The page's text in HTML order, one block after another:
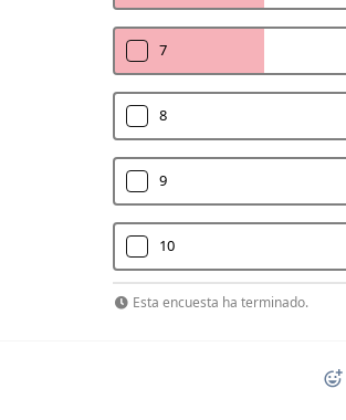
7
8
9
10
Esta encuesta ha terminado.